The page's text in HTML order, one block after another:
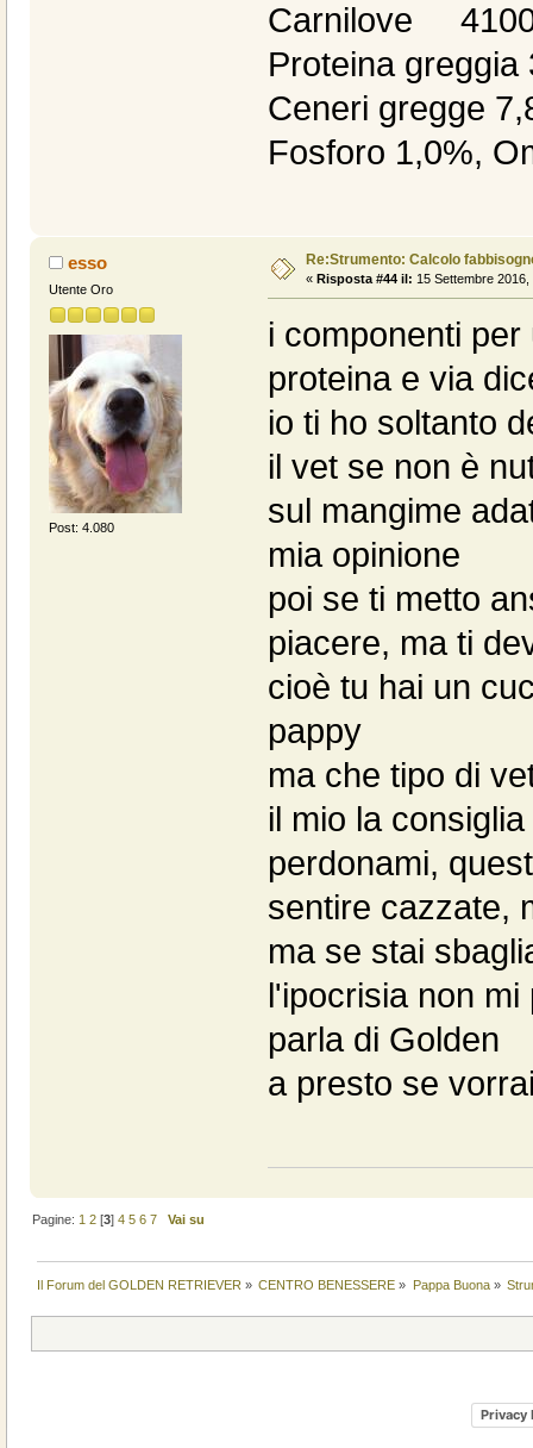
Carnilove
Proteina
Ceneri gregge
Fosforo 1,0%,
esso
Utente Oro
Post: 4.080
Re:Strumento: Calcolo
« Risposta #44 il: 15 Settembre 2016,
i componenti
proteina e via
io ti ho soltanto
il vet se non è
sul mangime
mia opinione
poi se ti metto
piacere, ma ti
cioè tu hai un
pappy
ma che tipo di
il mio la
perdonami,
sentire cazzate,
ma se stai
l'ipocrisia non
parla di Golden
a presto se
Pagine: 1 2 [3]4 5 6 7 Vai su
Il Forum del GOLDEN RETRIEVER » CENTRO BENESSERE » Pappa Buona»
Privacy